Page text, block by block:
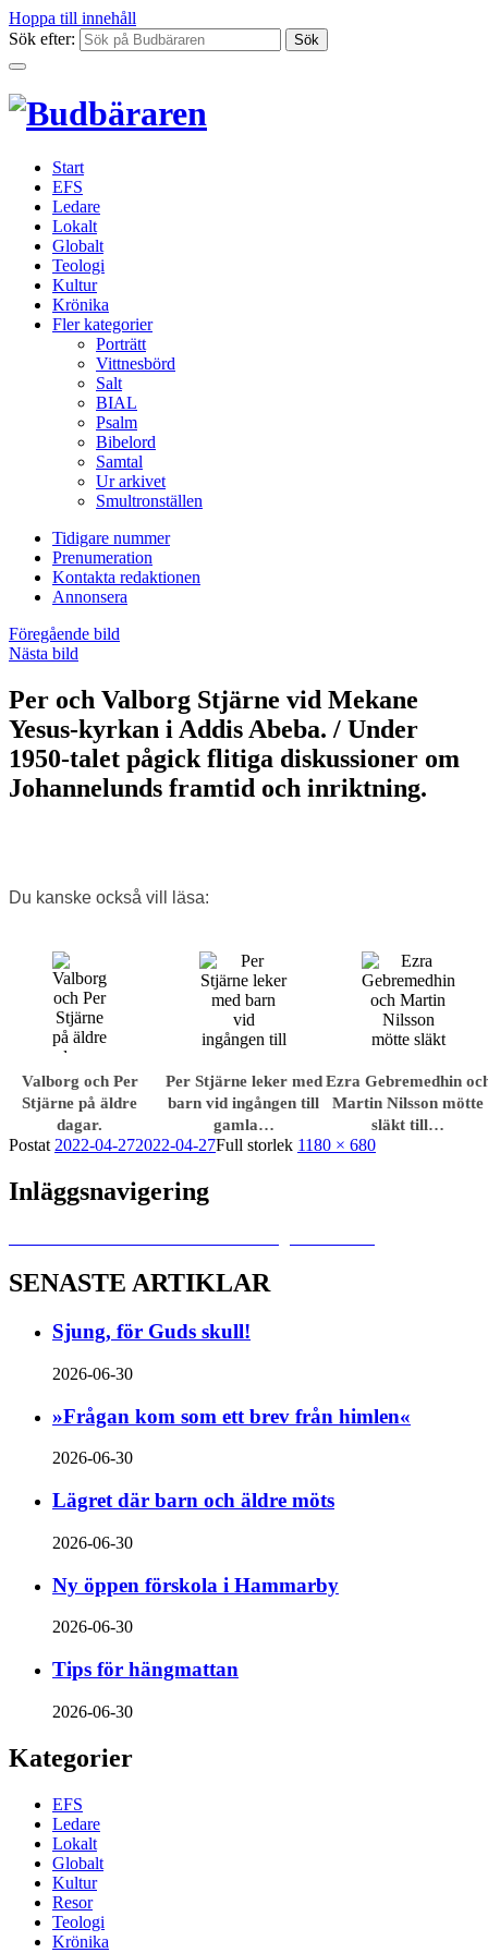
Hoppa till innehåll
Sök efter:
Start
EFS
Ledare
Lokalt
Globalt
Teologi
Kultur
Krönika
Fler kategorier
Porträtt
Vittnesbörd
Salt
BIAL
Psalm
Bibelord
Samtal
Ur arkivet
Smultronställen
Tidigare nummer
Prenumeration
Kontakta redaktionen
Annonsera
Föregående bild
Nästa bild
Per och Valborg Stjärne vid Mekane
Yesus-kyrkan i Addis Abeba. / Under
1950-talet pågick flitiga diskussioner om
Johannelunds framtid och inriktning.
Du kanske också vill läsa:
Valborg och Per
Stjärne på äldre
dagar.
Per Stjärne leker med
barn vid ingången till
gamla…
Ezra Gebremedhin
Martin Nilsson mötte
släkt till…
Postat 2022-04-272022-04-27Full storlek 1180 × 680
Inläggsnavigering
SENASTE ARTIKLAR
Sjung, för Guds skull!
2026-06-30
»Frågan kom som ett brev från himlen«
2026-06-30
Lägret där barn och äldre möts
2026-06-30
Ny öppen förskola i Hammarby
2026-06-30
Tips för hängmattan
2026-06-30
Kategorier
EFS
Ledare
Lokalt
Globalt
Kultur
Resor
Teologi
Krönika